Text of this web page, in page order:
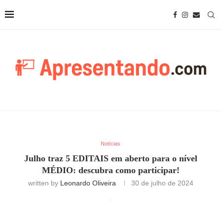
Notícias
Julho traz 5 EDITAIS em aberto para o nível
MÉDIO: descubra como participar!
written by Leonardo Oliveira 30 de julho de 2024